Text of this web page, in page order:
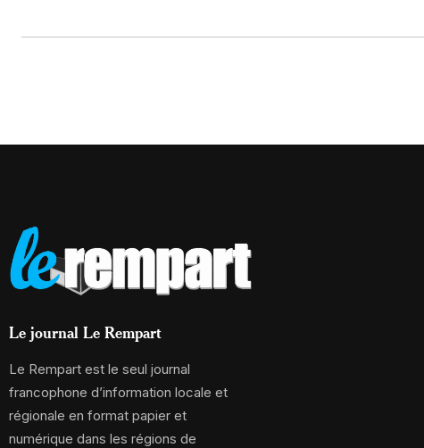
Le journal Le Rempart
Le Rempart est le seul journal
francophone d’information locale et
régionale en format papier et
numérique dans les régions de